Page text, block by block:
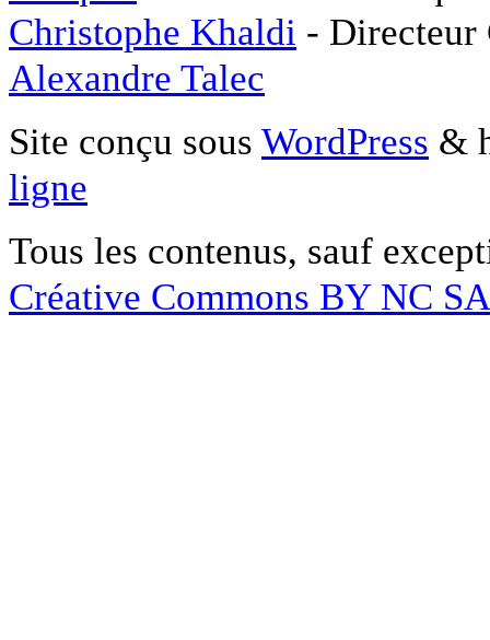
Christophe Khaldi -
Alexandre Talec
Site conçu sous WordPress &
ligne
Tous les contenus, sauf
Créative Commons BY NC SA